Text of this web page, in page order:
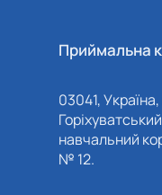
Приймальна
03041,
навчальний
№ 12.